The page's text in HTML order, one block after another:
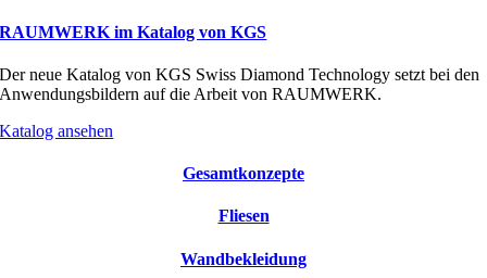
RAUMWERK im Katalog von KGS
Der neue Katalog von KGS Swiss Diamond Technology setzt bei den
Anwendungsbildern auf die Arbeit von RAUMWERK.
Katalog ansehen
Gesamtkonzepte
Fliesen
Wandbekleidung